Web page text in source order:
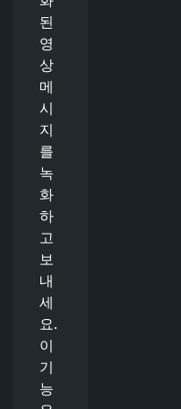
된
영
상
메
시
지
를
녹
화
하
고
보
내
세
요.
이
기
능